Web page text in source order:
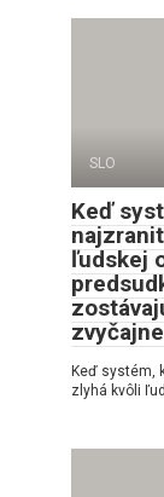
SLO
Keď
ľudskej
Keď systém,
zlyhá kvôli